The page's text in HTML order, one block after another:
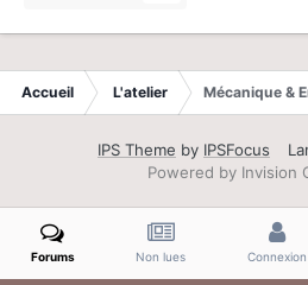
Accueil L'atelier Mécanique &
IPS Theme by IPSFocus
Powered by Invision
Forums Non lues Connexion